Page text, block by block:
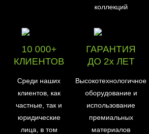
коллекций
10 000+
КЛИЕНТОВ
Среди наших
клиентов, как
частные, так и
юридические
лица, в том
ГАРАНТИЯ
ДО 2х ЛЕТ
Высокотехнологичное
оборудование и
использование
премиальных
материалов